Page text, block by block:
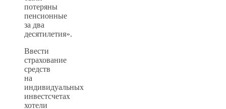
потеряны
пенсионные
за два
десятилетия».
Ввести
страхование
средств
на
индивидуальных
инвестсчетах
хотели